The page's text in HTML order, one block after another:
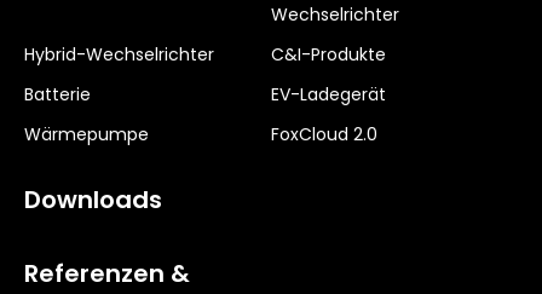
Wechselrichter
Hybrid-Wechselrichter
C&I-Produkte
Batterie
EV-Ladegerät
Wärmepumpe
FoxCloud 2.0
Downloads
Referenzen &